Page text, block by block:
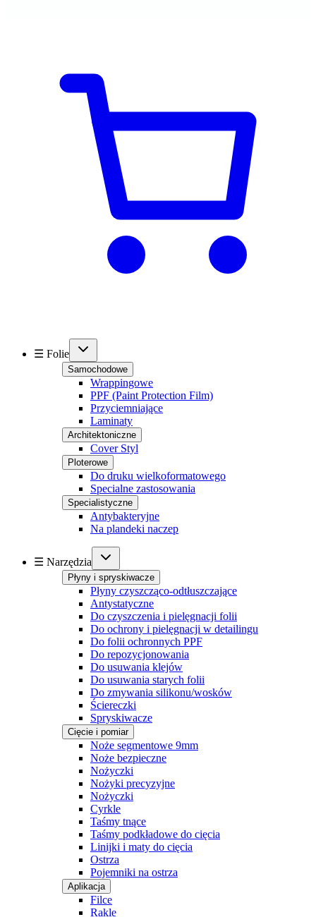
☰ Folie
Samochodowe
Wrappingowe
PPF (Paint Protection Film)
Przyciemniające
Laminaty
Architektoniczne
Cover Styl
Ploterowe
Do druku wielkoformatowego
Specialne zastosowania
Specialistyczne
Antybakteryjne
Na plandeki naczep
☰ Narzędzia
Płyny i spryskiwacze
Płyny czyszcząco-odtłuszczające
Antystatyczne
Do czyszczenia i pielęgnacji folii
Do ochrony i pielęgnacji w detailingu
Do folii ochronnych PPF
Do repozycjonowania
Do usuwania klejów
Do usuwania starych folii
Do zmywania silikonu/wosków
Ściereczki
Spryskiwacze
Cięcie i pomiar
Noże segmentowe 9mm
Noże bezpieczne
Nożyczki
Nożyki precyzyjne
Nożyczki
Cyrkle
Taśmy tnące
Taśmy podkładowe do cięcia
Linijki i maty do cięcia
Ostrza
Pojemniki na ostrza
Aplikacja
Filce
Rakle